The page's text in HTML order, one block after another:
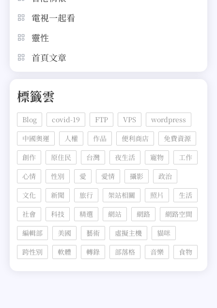
電視一起看
靈性
首頁文章
標籤雲
Blog covid-19 FTP VPS
wordpress
中國奧運
人權 作品 便利商店
免費資源
創作
原住民 台灣 夜生活 寵物
工作
心情
性別 愛 愛情 攝影
政治
文化
新聞 旅行 架站相關 照片
生活
社會
科技 精選 網站 網路
網路空間
編輯部
美國 藝術 虛擬主機
貓咪
跨性別
軟體 轉錄 部落格 音樂 食物